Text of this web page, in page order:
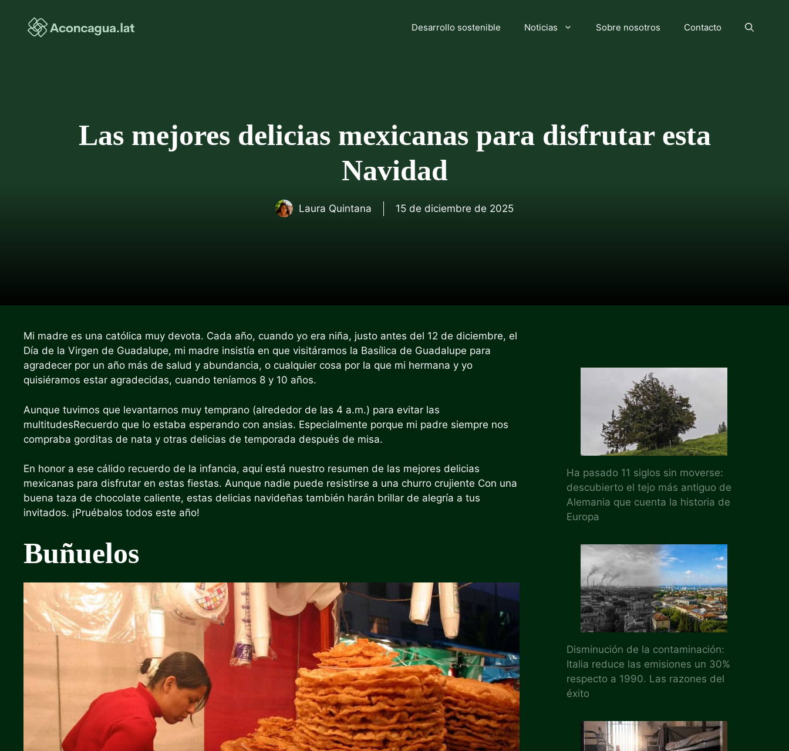
contenido
Desarrollo sostenible Noticias Sobre nosotros Contacto
Las mejores delicias mexicanas para disfrutar esta
Navidad
Laura Quintana 15 de diciembre de 2025
Mi madre es una católica muy devota. Cada año, cuando yo era niña, justo antes del 12 de diciembre, el
Día de la Virgen de Guadalupe, mi madre insistía en que visitáramos la Basílica de Guadalupe para
agradecer por un año más de salud y abundancia, o cualquier cosa por la que mi hermana y yo
quisiéramos estar agradecidas, cuando teníamos 8 y 10 años.
Aunque tuvimos que levantarnos muy temprano (alrededor de las 4 a.m.) para evitar las
multitudesRecuerdo que lo estaba esperando con ansias. Especialmente porque mi padre siempre nos
compraba gorditas de nata y otras delicias de temporada después de misa.
En honor a ese cálido recuerdo de la infancia, aquí está nuestro resumen de las mejores delicias
mexicanas para disfrutar en estas fiestas. Aunque nadie puede resistirse a una churro crujiente Con una
buena taza de chocolate caliente, estas delicias navideñas también harán brillar de alegría a tus
invitados. ¡Pruébalos todos este año!
Buñuelos
Ha pasado 11 siglos sin moverse:
descubierto el tejo más antiguo de
Alemania que cuenta la historia de
Europa
Disminución de la contaminación:
Italia reduce las emisiones un 30%
respecto a 1990. Las razones del
éxito